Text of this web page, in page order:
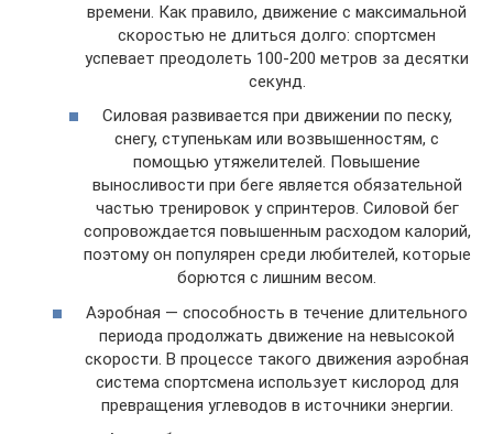
времени. Как правило, движение с максимальной
скоростью не длиться долго: спортсмен
успевает преодолеть 100-200 метров за десятки
секунд.
Силовая развивается при движении по песку,
снегу, ступенькам или возвышенностям, с
помощью утяжелителей. Повышение
выносливости при беге является обязательной
частью тренировок у спринтеров. Силовой бег
сопровождается повышенным расходом калорий,
поэтому он популярен среди любителей, которые
борются с лишним весом.
Аэробная — способность в течение длительного
периода продолжать движение на невысокой
скорости. В процессе такого движения аэробная
система спортсмена использует кислород для
превращения углеводов в источники энергии.